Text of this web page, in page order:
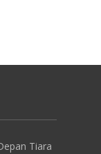
Tiara